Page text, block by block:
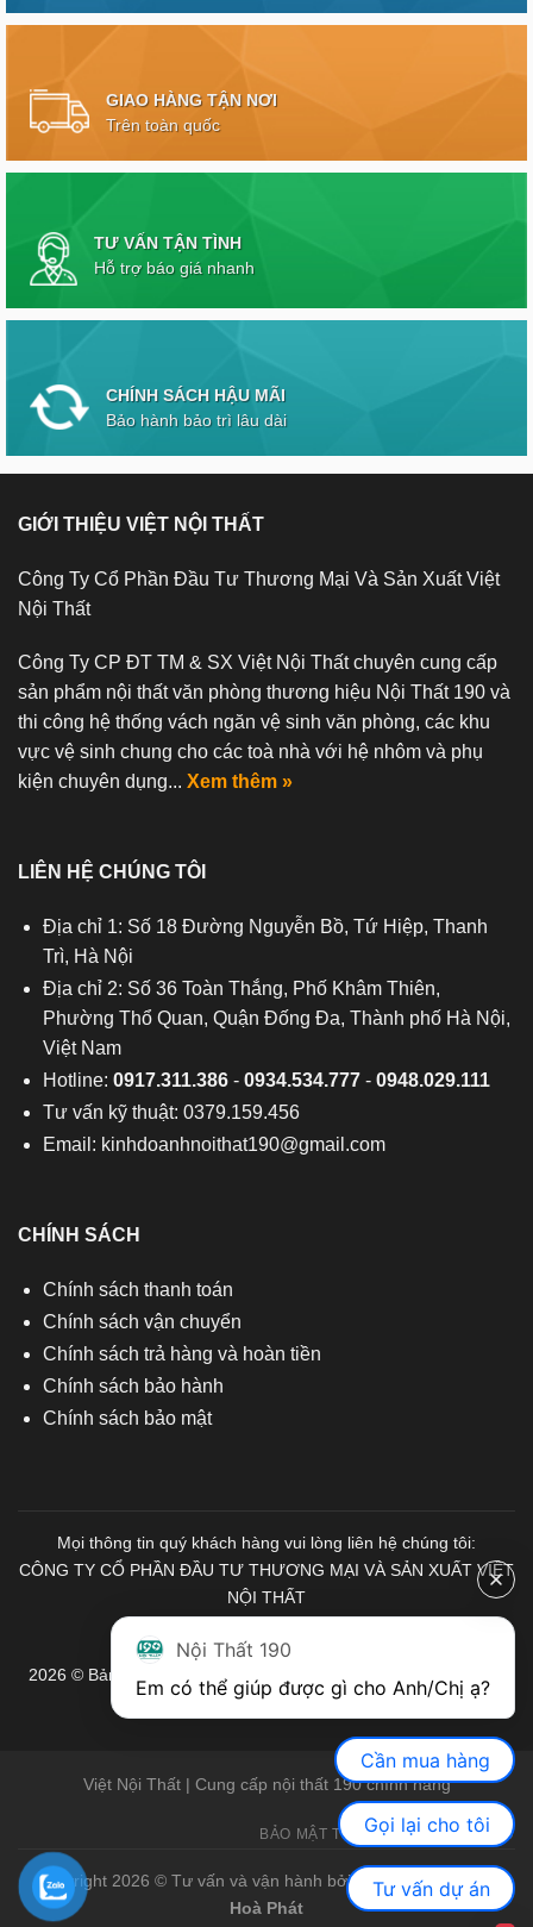
GIAO HÀNG TẬN NƠI
Trên toàn quốc
TƯ VẤN TẬN TÌNH
Hỗ trợ báo giá nhanh
CHÍNH SÁCH HẬU MÃI
Bảo hành bảo trì lâu dài
GIỚI THIỆU VIỆT NỘI THẤT
Công Ty Cổ Phần Đầu Tư Thương Mại Và Sản Xuất Việt
Nội Thất
Công Ty CP ĐT TM & SX Việt Nội Thất chuyên cung cấp
sản phẩm nội thất văn phòng thương hiệu Nội Thất 190 và
thi công hệ thống vách ngăn vệ sinh văn phòng, các khu
vực vệ sinh chung cho các toà nhà với hệ nhôm và phụ
kiện chuyên dụng... Xem thêm »
LIÊN HỆ CHÚNG TÔI
Địa chỉ 1: Số 18 Đường Nguyễn Bồ, Tứ Hiệp, Thanh
Trì, Hà Nội
Địa chỉ 2: Số 36 Toàn Thắng, Phố Khâm Thiên,
Phường Thổ Quan, Quận Đống Đa, Thành phố Hà Nội,
Việt Nam
Hotline: 0917.311.386- 0934.534.777- 0948.029.111
Tư vấn kỹ thuật: 0379.159.456
Email: kinhdoanhnoithat190@gmail.com
CHÍNH SÁCH
Chính sách thanh toán
Chính sách vận chuyển
Chính sách trả hàng và hoàn tiền
Chính sách bảo hành
Chính sách bảo mật
Mọi thông tin quý khách hàng vui lòng liên hệ chúng tôi:
CÔNG TY CỔ PHẦN ĐẦU TƯ THƯƠNG MẠI VÀ SẢN XUẤT VIỆT
NỘI THẤT
2026 © Bản quyền thuộc về Nội Thất 190. Mọi quyền được bảo
lưu.
Việt Nội Thất | Cung cấp nội thất 190 chính hãng
BẢO MẬT THÔNG TIN GIỚI THIỆU
Copyright 2026 © Tư vấn và vận hành bởi Việt Nội Thất |
Bàn
Hoà Phát
Nội Thất 190
Cần mua hàng
Gọi lại cho tôi
Tư vấn dự án